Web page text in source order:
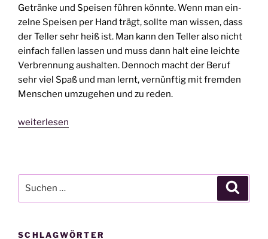
Geträn­ke und Spei­sen füh­ren könn­te. Wenn man ein­
zel­ne Spei­sen per Hand trägt, soll­te man wis­sen, dass
der Tel­ler sehr heiß ist. Man kann den Tel­ler also nicht
ein­fach fal­len las­sen und muss dann halt eine leich­te
Ver­bren­nung aus­hal­ten. Den­noch macht der Beruf
sehr viel Spaß und man lernt, ver­nünf­tig mit frem­den
Men­schen umzu­ge­hen und zu reden.
„Mein
in
der
se
weiterlesen
nach:
SCHLAGWÖRTER